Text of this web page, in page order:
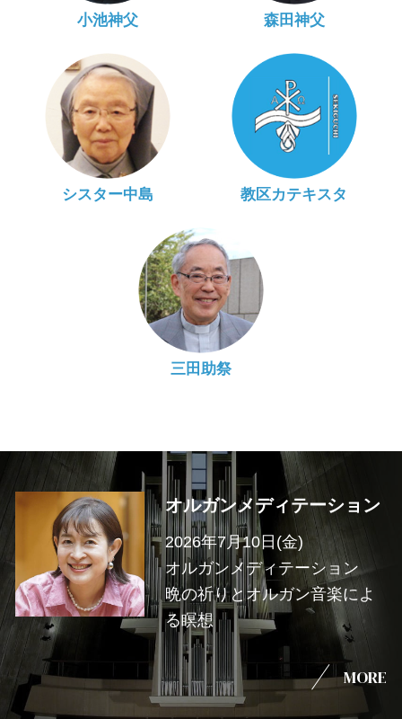
小池神父 森田神父
シスター中島 教区カテキスタ
三田助祭
オルガンメディテーション
2026年7月10日(金)
オルガンメディテーション
晩の祈りとオルガン音楽によ
る瞑想
MORE